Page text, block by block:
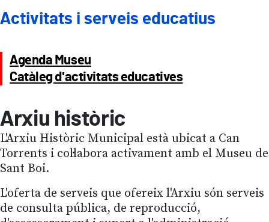
Activitats i serveis educatius
Agenda Museu
Catàleg d'activitats educatives
Arxiu històric
L'Arxiu Històric Municipal està ubicat a Can
Torrents i col·labora activament amb el Museu de
Sant Boi.
L'oferta de serveis que ofereix l'Arxiu són serveis
de consulta pública, de reproducció,